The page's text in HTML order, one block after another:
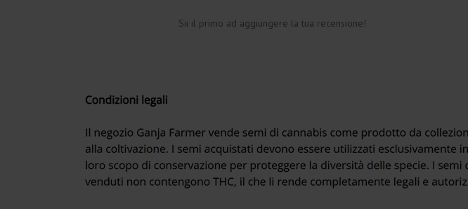
Sii il primo ad aggiungere la tua recensione!